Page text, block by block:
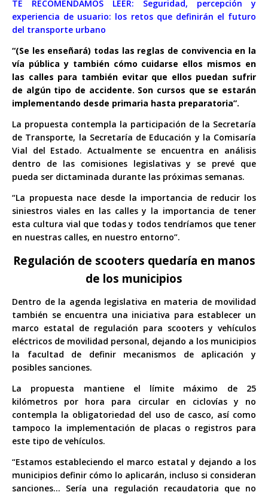
TE RECOMENDAMOS LEER: Seguridad, percepción y
experiencia de usuario: los retos que definirán el futuro
del transporte urbano
“(Se les enseñará) todas las reglas de convivencia en la
vía pública y también cómo cuidarse ellos mismos en
las calles para también evitar que ellos puedan sufrir
de algún tipo de accidente. Son cursos que se estarán
implementando desde primaria hasta preparatoria”.
La propuesta contempla la participación de la Secretaría
de Transporte, la Secretaría de Educación y la Comisaría
Vial del Estado. Actualmente se encuentra en análisis
dentro de las comisiones legislativas y se prevé que
pueda ser dictaminada durante las próximas semanas.
“La propuesta nace desde la importancia de reducir los
siniestros viales en las calles y la importancia de tener
esta cultura vial que todas y todos tendríamos que tener
en nuestras calles, en nuestro entorno”.
Regulación de scooters quedaría en manos
de los municipios
Dentro de la agenda legislativa en materia de movilidad
también se encuentra una iniciativa para establecer un
marco estatal de regulación para scooters y vehículos
eléctricos de movilidad personal, dejando a los municipios
la facultad de definir mecanismos de aplicación y
posibles sanciones.
La propuesta mantiene el límite máximo de 25
kilómetros por hora para circular en ciclovías y no
contempla la obligatoriedad del uso de casco, así como
tampoco la implementación de placas o registros para
este tipo de vehículos.
“Estamos estableciendo el marco estatal y dejando a los
municipios definir cómo lo aplicarán, incluso si consideran
sanciones… Sería una regulación recaudatoria que no